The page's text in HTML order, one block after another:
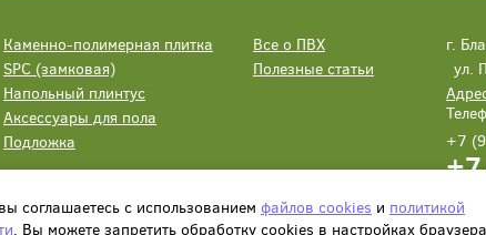
Каменно-полимерная плитка
SPC (замковая)
Напольный плинтус
Аксессуары для пола
Подложка
Все о ПВХ
Полезные статьи
г.
ул.
+7
соглашаетесь с использованием файлов cookies и политикой
. Вы можете запретить обработку сookies в настройках